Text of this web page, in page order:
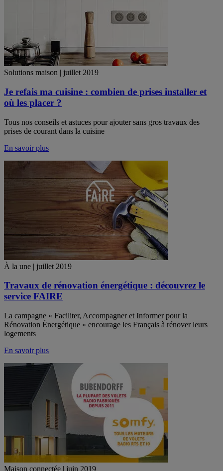
Solutions maison | juillet 2019
Je refais ma cuisine : combien de prises installer et
où les placer ?
Tous nos conseils et astuces pour ajouter sans gros travaux des
prises de courant dans la cuisine
En savoir plus
À la une | juillet 2019
Travaux de rénovation énergétique : découvrez le
service FAIRE
La campagne « Faciliter, Accompagner et Informer pour la
Rénovation Énergétique » encourage les Français à rénover leurs
logements
En savoir plus
Maison connectée | juin 2019